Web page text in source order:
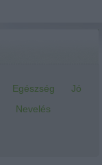
Egészség
Jó
Nevelés